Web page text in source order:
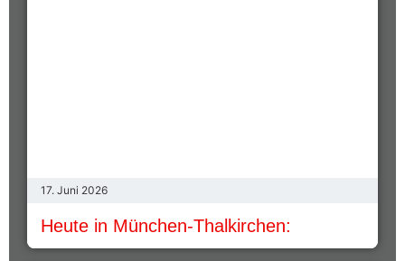
17. Juni 2026
Heute in München-Thalkirchen: